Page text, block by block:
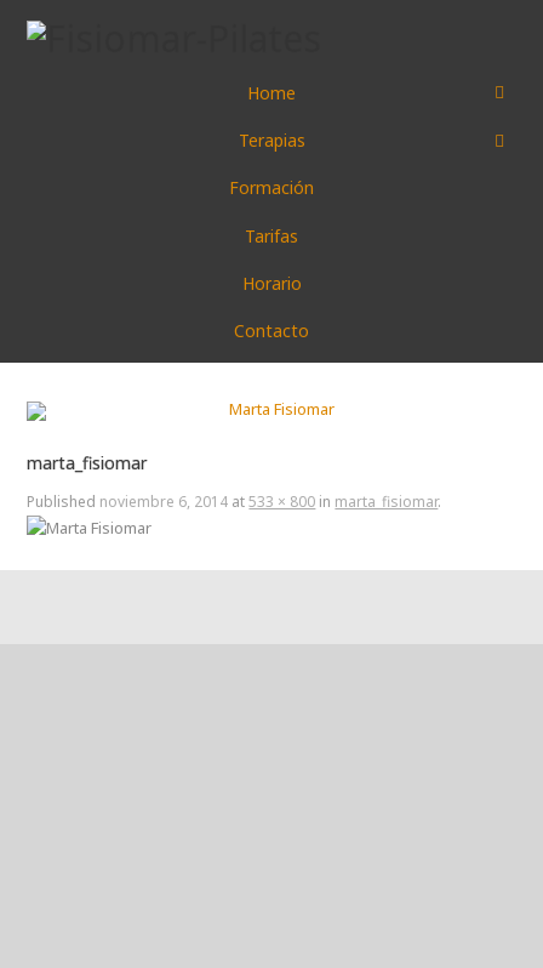
Home
Terapias
Formación
Tarifas
Horario
Contacto
marta_fisiomar
Published noviembre 6, 2014 at533 × 800 in marta_fisiomar.